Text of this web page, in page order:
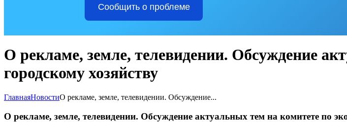
Сообщить о проблеме
О рекламе, земле, телевидении. Обсуждение
городскому хозяйству
ГлавнаяНовостиО рекламе, земле, телевидении. Обсуждение...
О рекламе, земле, телевидении. Обсуждение актуальных тем на комитете по